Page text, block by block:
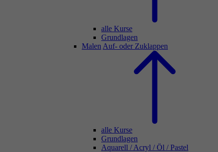
alle Kurse
Grundlagen
Malen Auf- oder Zuklappen
alle Kurse
Grundlagen
Aquarell / Acryl / Öl / Pastel